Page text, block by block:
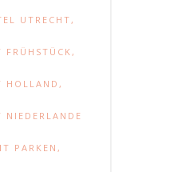
UTRECHT,
FRÜHSTÜCK ,
HOLLAND ,
NIEDERLANDE
PARKEN ,